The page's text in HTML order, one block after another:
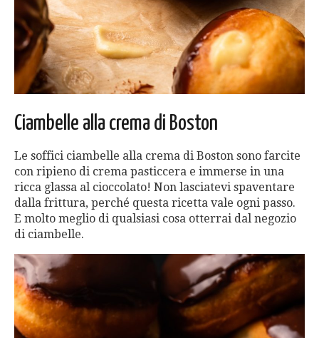
Ciambelle alla crema di Boston
Le soffici ciambelle alla crema di Boston sono farcite
con ripieno di crema pasticcera e immerse in una
ricca glassa al cioccolato! Non lasciatevi spaventare
dalla frittura, perché questa ricetta vale ogni passo.
E molto meglio di qualsiasi cosa otterrai dal negozio
di ciambelle.